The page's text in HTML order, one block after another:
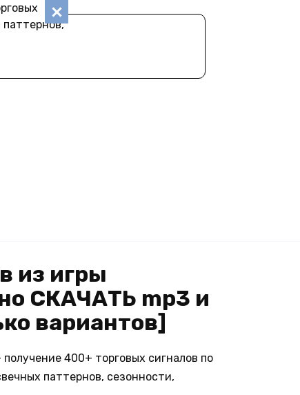
из игры
СКАЧАТЬ mp3 и
вариантов]
получение 400+ торговых сигналов по
паттернов, сезонности,